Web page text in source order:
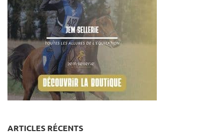
ARTICLES RÉCENTS